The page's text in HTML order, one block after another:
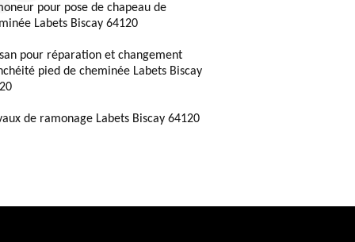
pour pose de chapeau de
Labets Biscay 64120
pour réparation et changement
pied de cheminée Labets Biscay
de ramonage Labets Biscay 64120